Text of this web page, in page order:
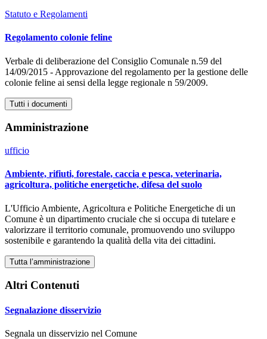
Statuto e Regolamenti
Regolamento colonie feline
Verbale di deliberazione del Consiglio Comunale n.59 del
14/09/2015 - Approvazione del regolamento per la gestione delle
colonie feline ai sensi della legge regionale n 59/2009.
Tutti i documenti
Amministrazione
ufficio
Ambiente, rifiuti, forestale, caccia e pesca, veterinaria,
agricoltura, politiche energetiche, difesa del suolo
L'Ufficio Ambiente, Agricoltura e Politiche Energetiche di un
Comune è un dipartimento cruciale che si occupa di tutelare e
valorizzare il territorio comunale, promuovendo uno sviluppo
sostenibile e garantendo la qualità della vita dei cittadini.
Tutta l’amministrazione
Altri Contenuti
Segnalazione disservizio
Segnala un disservizio nel Comune